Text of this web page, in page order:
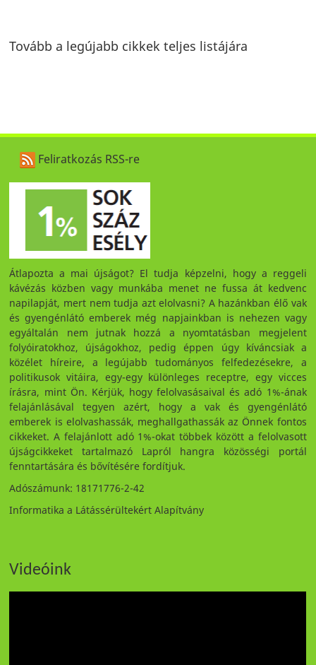
Tovább a legújabb cikkek teljes listájára
Feliratkozás RSS-re
Átlapozta a mai újságot? El tudja képzelni, hogy a reggeli
kávézás közben vagy munkába menet ne fussa át kedvenc
napilapját, mert nem tudja azt elolvasni? A hazánkban élő vak
és gyengénlátó emberek még napjainkban is nehezen vagy
egyáltalán nem jutnak hozzá a nyomtatásban megjelent
folyóiratokhoz, újságokhoz, pedig éppen úgy kíváncsiak a
közélet híreire, a legújabb tudományos felfedezésekre, a
politikusok vitáira, egy-egy különleges receptre, egy vicces
írásra, mint Ön. Kérjük, hogy felolvasásaival és adó 1%-ának
felajánlásával tegyen azért, hogy a vak és gyengénlátó
emberek is elolvashassák, meghallgathassák az Önnek fontos
cikkeket. A felajánlott adó 1%-okat többek között a felolvasott
újságcikkeket tartalmazó Lapról hangra közösségi portál
fenntartására és bővítésére fordítjuk.
Adószámunk: 18171776-2-42
Informatika a Látássérültekért Alapítvány
Videóink